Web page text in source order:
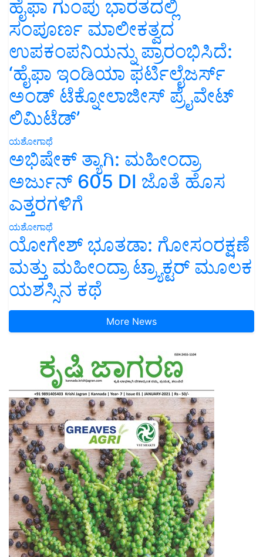
ಹೈಫಾ ಗುಂಪು ಭಾರತದಲ್ಲಿ
ಸಂಪೂರ್ಣ ಮಾಲೀಕತ್ವದ
ಉಪಕಂಪನಿಯನ್ನು ಪ್ರಾರಂಭಿಸಿದೆ:
‘ಹೈಫಾ ಇಂಡಿಯಾ ಫರ್ಟಿಲೈಜರ್ಸ್
ಅಂಡ್ ಟೆಕ್ನೋಲಾಜೀಸ್ ಪ್ರೈವೇಟ್
ಲಿಮಿಟೆಡ್’
ಯಶೋಗಾಥೆ
ಅಭಿಷೇಕ್ ತ್ಯಾಗಿ: ಮಹೀಂದ್ರಾ
ಅರ್ಜುನ್ 605 DI ಜೊತೆ ಹೊಸ
ಎತ್ತರಗಳಿಗೆ
ಯಶೋಗಾಥೆ
ಯೋಗೇಶ್ ಭೂತಡಾ: ಗೋಸಂರಕ್ಷಣೆ
ಮತ್ತು ಮಹೀಂದ್ರಾ ಟ್ರ್ಯಾಕ್ಟರ್ ಮೂಲಕ
ಯಶಸ್ಸಿನ ಕಥೆ
More News